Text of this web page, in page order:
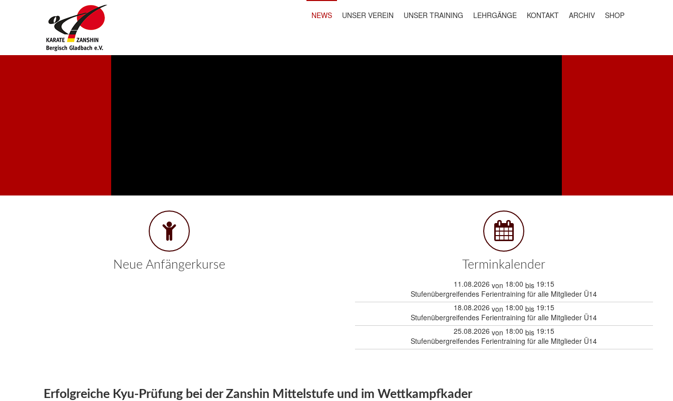
NEWS UNSER VEREIN UNSER TRAINING LEHRGÄNGE KONTAKT ARCHIV SHOP
Neue Anfängerkurse Terminkalender
11.08.2026 von 18:00 bis 19:15
Stufenübergreifendes Ferientraining für alle Mitglieder Ü14
18.08.2026 von 18:00 bis 19:15
Stufenübergreifendes Ferientraining für alle Mitglieder Ü14
25.08.2026 von 18:00 bis 19:15
Stufenübergreifendes Ferientraining für alle Mitglieder Ü14
Erfolgreiche Kyu-Prüfung bei der Zanshin Mittelstufe und im Wettkampfkader